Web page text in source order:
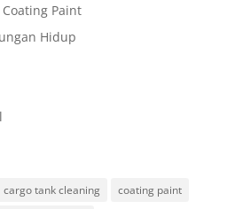
Paint
Hidup
cargo tank cleaning
coating paint